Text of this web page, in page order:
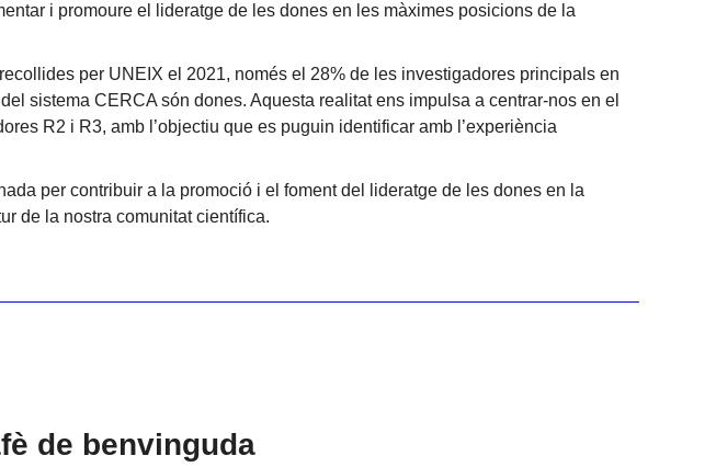
i promoure el lideratge de les dones en les màximes posicions de la
per UNEIX el 2021, només el 28% de les investigadores principals en
sistema CERCA són dones. Aquesta realitat ens impulsa a centrar-nos en el
R2 i R3, amb l’objectiu que es puguin identificar amb l’experiència
per contribuir a la promoció i el foment del lideratge de les dones en la
de la nostra comunitat científica.
de benvinguda